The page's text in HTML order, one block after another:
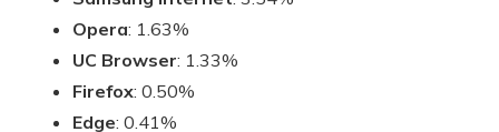
Opera: 1.63%
UC Browser: 1.33%
Firefox: 0.50%
Edge: 0.41%